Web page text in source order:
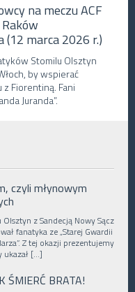
na meczu ACF
(12 marca 2026 r.)
Stomilu Olsztyn
by wspierać
Fiorentiną. Fani
Juranda”.
czyli młynowym
z Sandecją Nowy Sącz
fanatyka ze „Starej Gwardii
Z tej okazji prezentujemy
ukazał […]
ŚMIERĆ BRATA!